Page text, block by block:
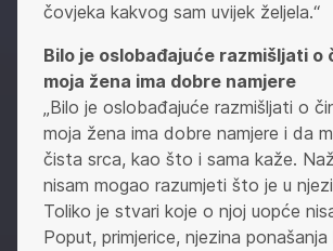
čovjeka kakvog sam uvijek željela.“
Bilo je oslobađajuće razmišljati o
moja žena ima dobre namjere
„Bilo je oslobađajuće razmišljati o
moja žena ima dobre namjere i da
čista srca, kao što i sama kaže.
nisam mogao razumjeti što je u
Toliko je stvari koje o njoj uopće
Poput, primjerice, njezina ponašanja